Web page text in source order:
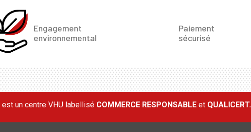
Engagement
environnemental
Paiement
sécurisé
est un centre VHU labellisé COMMERCE RESPONSABLE et QUALICERT.